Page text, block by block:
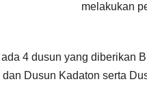
melakukan
4 dusun yang diberikan
Dusun Kadaton serta